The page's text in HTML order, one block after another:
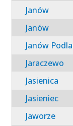
Janów
Janów
Janów
Jaraczewo
Jasienica
Jasieniec
Jaworze